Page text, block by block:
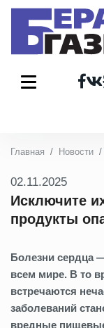
Главная Новости
02.11.2025
Исключите
продукты
Болезни сердца
всем мире. В то
встречаются
заболеваний
вредные